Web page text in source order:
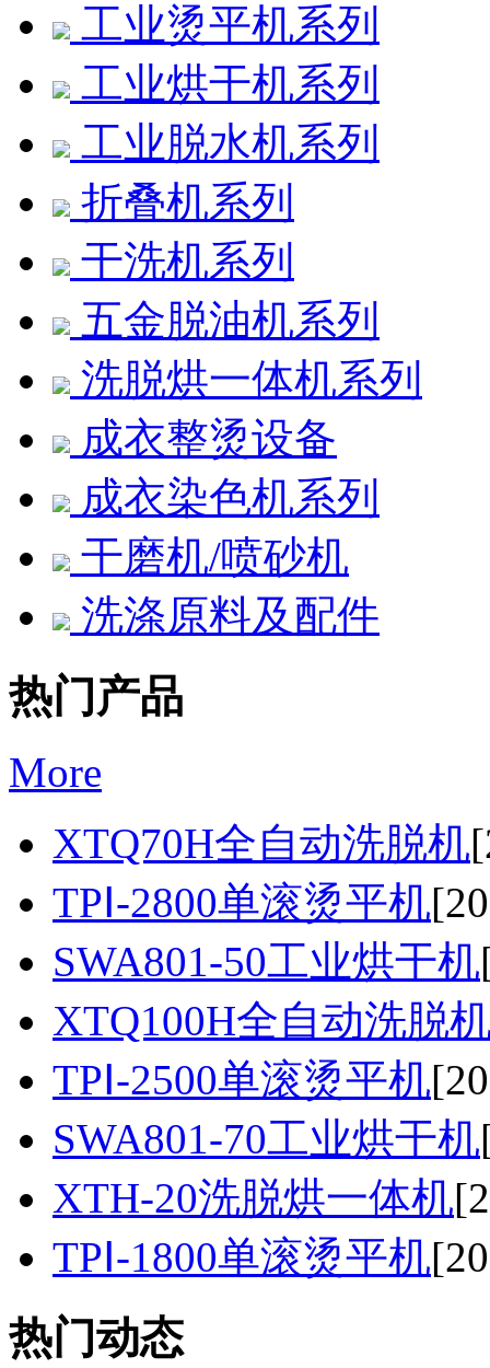
工业烫平机系列
工业烘干机系列
工业脱水机系列
折叠机系列
干洗机系列
五金脱油机系列
洗脱烘一体机系列
成衣整烫设备
成衣染色机系列
干磨机/喷砂机
洗涤原料及配件
热门产品
More
XTQ70H全自动洗脱机
TPⅠ-2800单滚烫平机
SWA801-50工业烘干机
XTQ100H全自动洗脱
TPⅠ-2500单滚烫平机
SWA801-70工业烘干机
XTH-20洗脱烘一体机
TPⅠ-1800单滚烫平机
热门动态